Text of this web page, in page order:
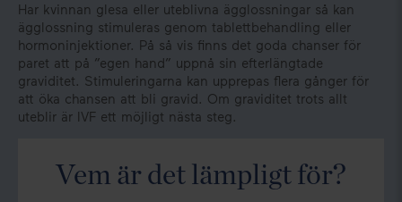
Har kvinnan glesa eller uteblivna ägglossningar så kan
ägglossning stimuleras genom tablettbehandling eller
hormoninjektioner. På så vis finns det goda chanser för
paret att på ”egen hand” uppnå sin efterlängtade
graviditet. Stimuleringarna kan upprepas flera gånger för
att öka chansen att bli gravid. Om graviditet trots allt
uteblir är IVF ett möjligt nästa steg.
Vem är det lämpligt för?